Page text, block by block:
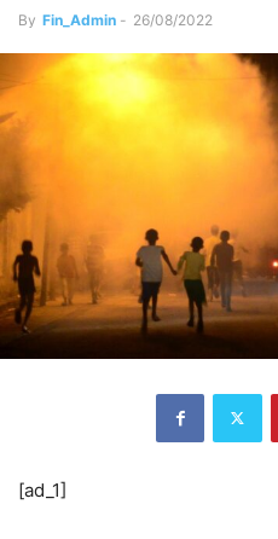
By Fin_Admin - 26/08/2022
[ad_1]